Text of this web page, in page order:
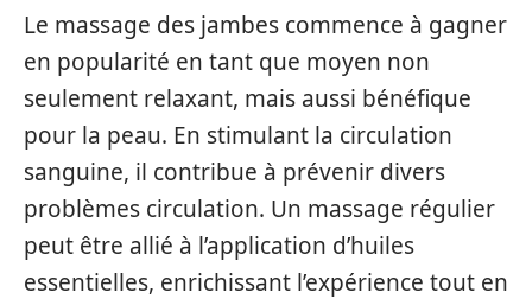
Le massage des jambes commence à gagner
en popularité en tant que moyen non
seulement relaxant, mais aussi bénéfique
pour la peau. En stimulant la circulation
sanguine, il contribue à prévenir divers
problèmes circulation. Un massage régulier
peut être allié à l’application d’huiles
essentielles, enrichissant l’expérience tout en